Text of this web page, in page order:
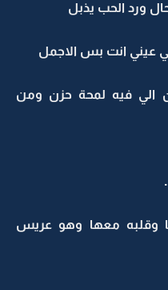
الحب يذبل
انت بس الاجمل
فيه لمحة حزن ومن
معها وهو عريس